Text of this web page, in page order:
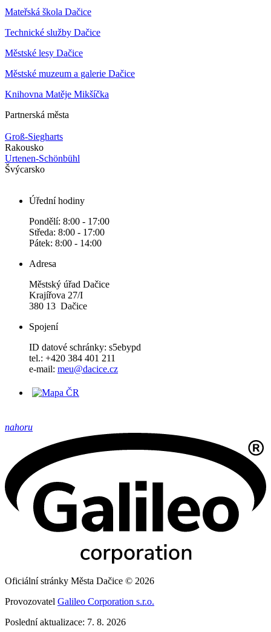
Mateřská škola Dačice
Technické služby Dačice
Městské lesy Dačice
Městské muzeum a galerie Dačice
Knihovna Matěje Mikšíčka
Partnerská města
Groß-Siegharts
Rakousko
Urtenen-Schönbühl
Švýcarsko
Úřední hodiny
Pondělí: 8:00 - 17:00
Středa: 8:00 - 17:00
Pátek: 8:00 - 14:00
Adresa
Městský úřad Dačice
Krajířova 27/I
380 13 Dačice
Spojení
ID datové schránky: s5ebypd
tel.: +420 384 401 211
e-mail: meu@dacice.cz
nahoru
Oficiální stránky Města Dačice © 2026
Provozovatel Galileo Corporation s.r.o.
Poslední aktualizace: 7. 8. 2026